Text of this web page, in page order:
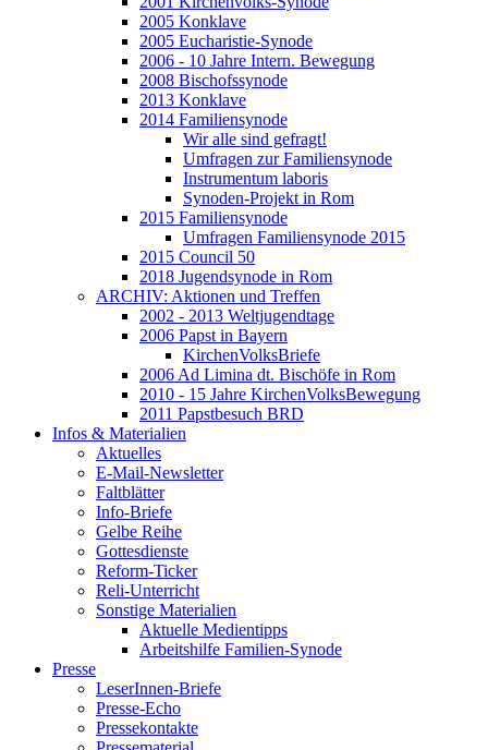
2005 Konklave
2005 Eucharistie-Synode
2006 - 10 Jahre Intern. Bewegung
2008 Bischofssynode
2013 Konklave
2014 Familiensynode
Wir alle sind gefragt!
Umfragen zur Familiensynode
Instrumentum laboris
Synoden-Projekt in Rom
2015 Familiensynode
Umfragen Familiensynode 2015
2015 Council 50
2018 Jugendsynode in Rom
ARCHIV: Aktionen und Treffen
2002 - 2013 Weltjugendtage
2006 Papst in Bayern
KirchenVolksBriefe
2006 Ad Limina dt. Bischöfe in Rom
2010 - 15 Jahre KirchenVolksBewegung
2011 Papstbesuch BRD
Infos & Materialien
Aktuelles
E-Mail-Newsletter
Faltblätter
Info-Briefe
Gelbe Reihe
Gottesdienste
Reform-Ticker
Reli-Unterricht
Sonstige Materialien
Aktuelle Medientipps
Arbeitshilfe Familien-Synode
Presse
LeserInnen-Briefe
Presse-Echo
Pressekontakte